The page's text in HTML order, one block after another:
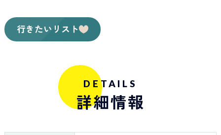
行きたいリスト
DETAILS
詳細情報